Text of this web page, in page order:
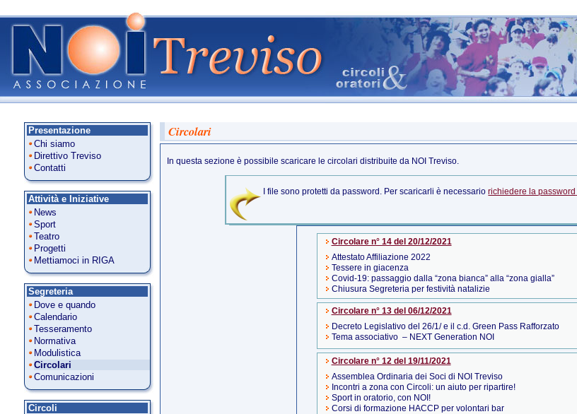
Presentazione
Chi siamo
Direttivo Treviso
Contatti
Attività e Iniziative
News
Sport
Teatro
Progetti
Mettiamoci in RIGA
Segreteria
Dove e quando
Calendario
Tesseramento
Normativa
Modulistica
Circolari
Comunicazioni
Circoli
Circolari
In questa sezione è possibile scaricare le circolari distribuite da NOI Treviso.
I file sono protetti dapassword . Per scaricarli è necessariorichiedere lapassword
Circolare n° 14 del 20/12/2021
Attestato Affiliazione 2022
Tessere in giacenza
Covid-19: passaggio dalla “zona bianca” alla “zona gialla”
Chiusura Segreteria per festività natalizie
Circolare n° 13 del 06/12/2021
Decreto Legislativo del 26/1/ e il c.d. Green Pass Rafforzato
Tema associativo – NEXT Generation NOI
Circolare n° 12 del 19/11/2021
Assemblea Ordinaria dei Soci di NOI Treviso
Incontri a zona con Circoli: un aiuto per ripartire!
Sport in oratorio, con NOI!
Corsi di formazione HACCP per volontari bar